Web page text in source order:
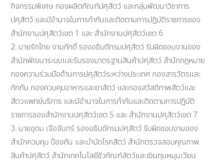
กิจกรรมพิเศษ กองผลิตภัณฑ์ปศุสัตว์ และกลุ่มพัฒนาวิชาการ
ปศุสัตว์ และมีอำนาจในการกำกับและติดตามการปฏิบัติราชการของ
สำนักงานปศุสัตว์เขต 1 และ สำนักงานปศุสัตว์เขต 6
2. นายรักไทย งามภักดิ์ รองอธิบดีกรมปศุสัตว์ รับผิดชอบงานของ
สำนักพัฒนาระบบและรับรองมาตรฐานสินค้าปศุสัตว์ สำนักกฎหมาย
กองความร่วมมือด้านการปศุสัตว์ระหว่างประเทศ กองสารวัตรและ
กักกัน กองควบคุมอาหารและยาสัตว์ และกองสวัสดิภาพสัตว์และ
สัตวแพทย์บริการ และมีอำนาจในการกำกับและติดตามการปฏิบัติ
ราชการของสำนักงานปศุสัตว์เขต 5 และ สำนักงานปศุสัตว์เขต 7
3. นายอุดม เจือจันทร์ รองอธิบดีกรมปศุสัตว์ รับผิดชอบงานของ
สำนักควบคุม ป้องกัน และบำบัดโรคสัตว์ สำนักตรวจสอบคุณภาพ
สินค้าปศุสัตว์ สำนักเทคโนโลยีชีวภัณฑ์สัตว์และเงินทุนหมุนเวียน